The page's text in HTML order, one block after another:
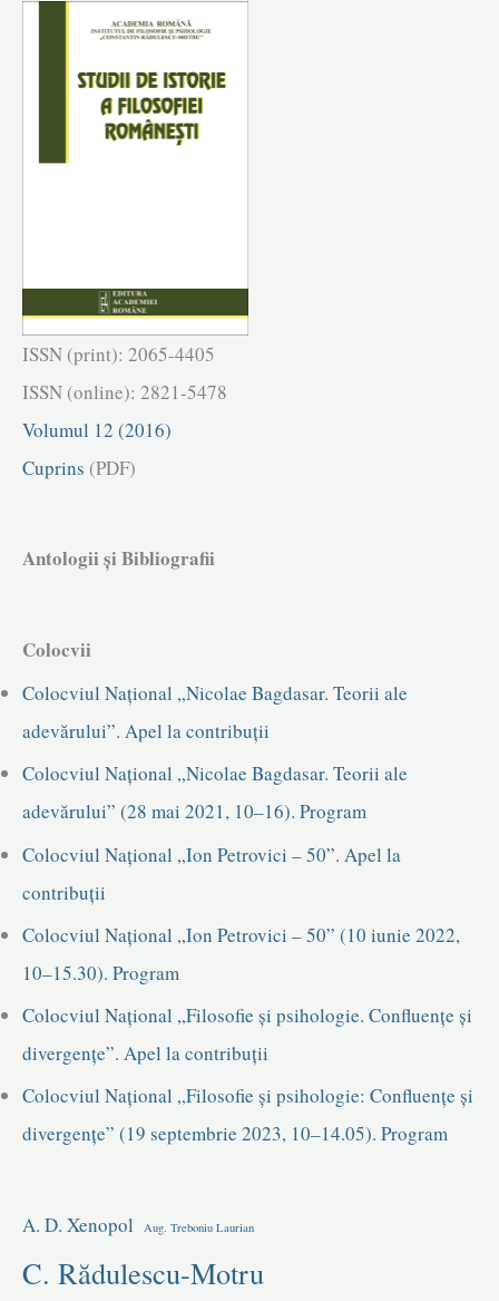
ISSN (print): 2065-4405
ISSN (online): 2821-5478
Volumul 12 (2016)
Cuprins (PDF)
Antologii și Bibliografii
Colocvii
Colocviul Național „Nicolae Bagdasar. Teorii ale
adevărului”. Apel la contribuții
Colocviul Național „Nicolae Bagdasar. Teorii ale
adevărului” (28 mai 2021, 10–16). Program
Colocviul Național „Ion Petrovici – 50”. Apel la
contribuții
Colocviul Național „Ion Petrovici – 50” (10 iunie 2022,
10–15.30). Program
Colocviul Național „Filosofie și psihologie. Confluențe și
divergențe”. Apel la contribuții
Colocviul Național „Filosofie și psihologie: Confluențe și
divergențe” (19 septembrie 2023, 10–14.05). Program
A. D. Xenopol Aug. Treboniu Laurian
C. Rădulescu-Motru